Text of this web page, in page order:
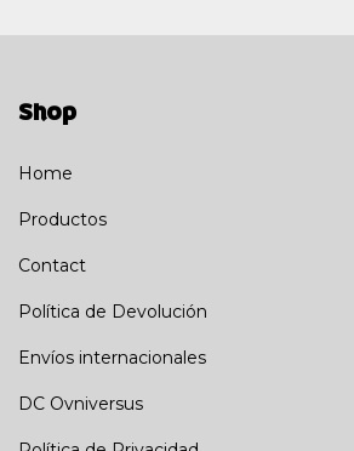
Shop
Home
Productos
Contact
Política de Devolución
Envíos internacionales
DC Ovniversus